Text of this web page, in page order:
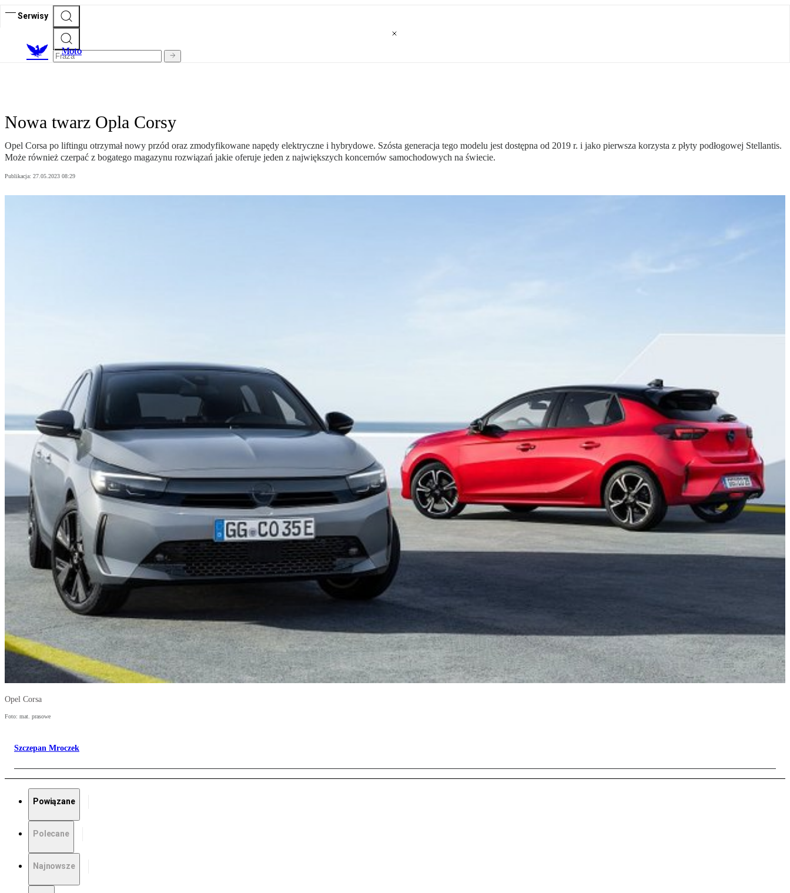
Serwisy
Moto
Nowa twarz Opla Corsy
Opel Corsa po liftingu otrzymał nowy przód oraz zmodyfikowane napędy elektryczne i hybrydowe. Szósta generacja tego modelu jest dostępna od 2019 r. i jako pierwsza korzysta z płyty podłogowej Stellantis.
Może również czerpać z bogatego magazynu rozwiązań jakie oferuje jeden z największych koncernów samochodowych na świecie.
Publikacja: 27.05.2023 08:29
Opel Corsa
Foto: mat. prasowe
Szczepan Mroczek
Powiązane
Polecane
Najnowsze